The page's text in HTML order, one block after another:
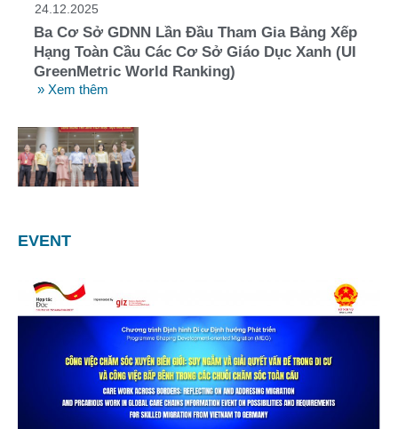
24.12.2025
Ba Cơ Sở GDNN Lần Đầu Tham Gia Bảng Xếp
Hạng Toàn Cầu Các Cơ Sở Giáo Dục Xanh (UI
GreenMetric World Ranking)
» Xem thêm
EVENT